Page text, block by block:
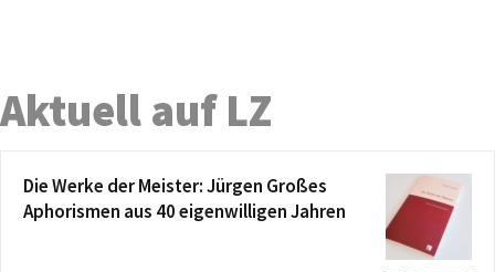
Aktuell auf LZ
Die Werke der Meister: Jürgen Großes
Aphorismen aus 40 eigenwilligen Jahren